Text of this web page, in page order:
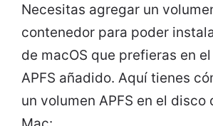
Necesitas agregar un
contenedor para poder
de macOS que prefieras en
APFS añadido. Aquí tienes
un volumen APFS en el disco